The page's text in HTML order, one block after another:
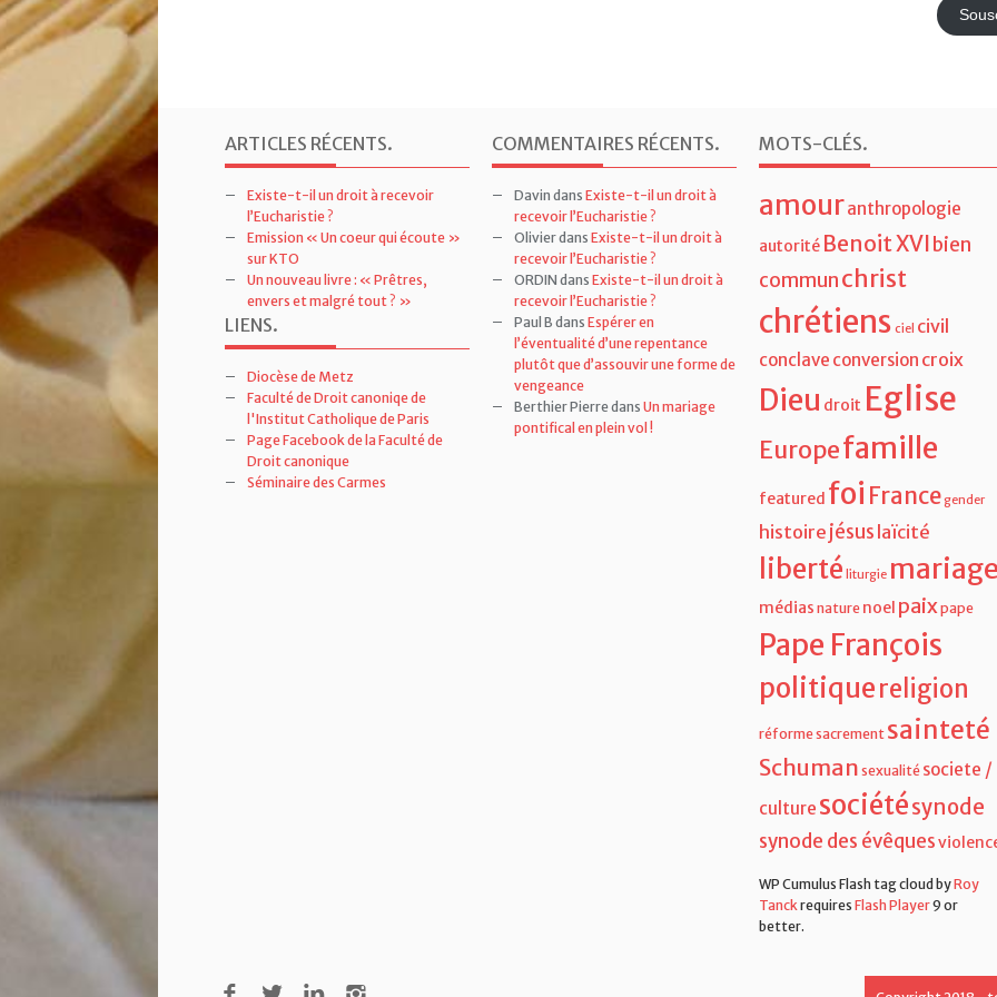
Adresse
e-
ARTICLES RÉCENTS.
Existe-t-il un droit à recevoir
l’Eucharistie ?
Emission « Un coeur qui écoute »
sur KTO
Un nouveau livre : « Prêtres,
envers et malgré tout ? »
LIENS.
Diocèse de Metz
Faculté de Droit canoniqe de
l'Institut Catholique de Paris
Page Facebook de la Faculté de
COMMENTAIRES RÉCENTS.
DavindansExiste-t-il un droit à
recevoir l’Eucharistie ?
Olivier dans Existe-t-il un droit à
recevoir l’Eucharistie ?
ORDINdansExiste-t-il un droit à
recevoir l’Eucharistie ?
Paul BdansEspérer en
l’éventualité d’une repentance
plutôt que d’assouvir une forme de
vengeance
amouranthropologie
Benoit XVI
communchrist
chrétiens
conclave conversion croix
DieudroitEglise
Europefamille
foiFrance
histoirejésuslaïcité
liberté
médiasnaturenoelpaixpape
Pape François
politiquereligion
sainteté
Schuman sexualitésociete /
culture
sociétésynode
synode des évêques
WP Cumulus Flash tag cloud by